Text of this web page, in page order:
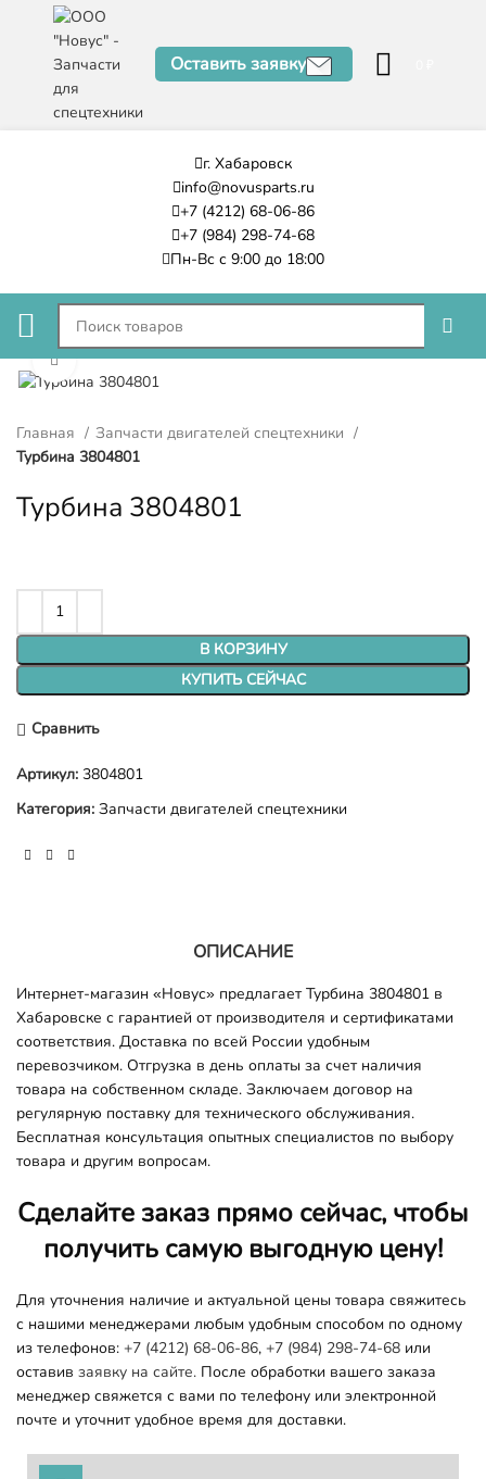
Оставить заявку
г. Хабаровск
info@novusparts.ru
+7 (4212) 68-06-86
+7 (984) 298-74-68
Пн-Вс с 9:00 до 18:00
Нажмите, чтобы увеличить
Главная
Запчасти двигателей спецтехники
Турбина 3804801
Турбина 3804801
В КОРЗИНУ
КУПИТЬ СЕЙЧАС
Сравнить
Артикул: 3804801
Категория: Запчасти двигателей спецтехники
ОПИСАНИЕ
Интернет-магазин «Новус» предлагает Турбина 3804801 в
Хабаровске с гарантией от производителя и сертификатами
соответствия. Доставка по всей России удобным
перевозчиком. Отгрузка в день оплаты за счет наличия
товара на собственном складе. Заключаем договор на
регулярную поставку для технического обслуживания.
Бесплатная консультация опытных специалистов по выбору
товара и другим вопросам.
Сделайте заказ прямо сейчас, чтобы
получить самую выгодную цену!
Для уточнения наличие и актуальной цены товара свяжитесь
с нашими менеджерами любым удобным способом по одному
из телефонов: +7 (4212) 68-06-86, +7 (984) 298-74-68 или
оставив заявку на сайте. После обработки вашего заказа
менеджер свяжется с вами по телефону или электронной
почте и уточнит удобное время для доставки.